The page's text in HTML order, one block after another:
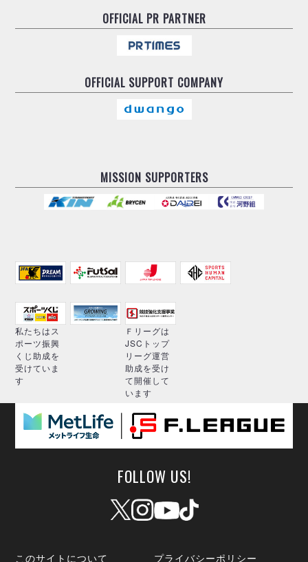
OFFICIALPR PARTNER
OFFICIAL SUPPORT COMPANY
MISSION SUPPORTERS
私たちはス
ポーツ振興
くじ助成を
受けていま
す
Ｆリーグは
JSCトップ
リーグ運営
助成を受け
て開催して
います
FOLLOW US!
このサイトについて プライバシーポリシー